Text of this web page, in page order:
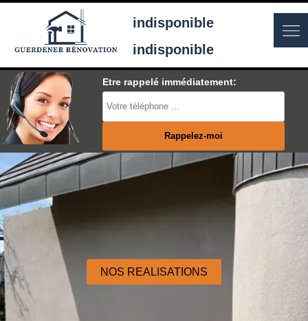
indisponible
indisponible
Etre rappelé immédiatement:
NOS REALISATIONS